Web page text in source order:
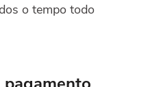
o tempo todo